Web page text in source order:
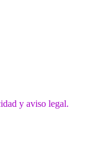
y aviso legal.